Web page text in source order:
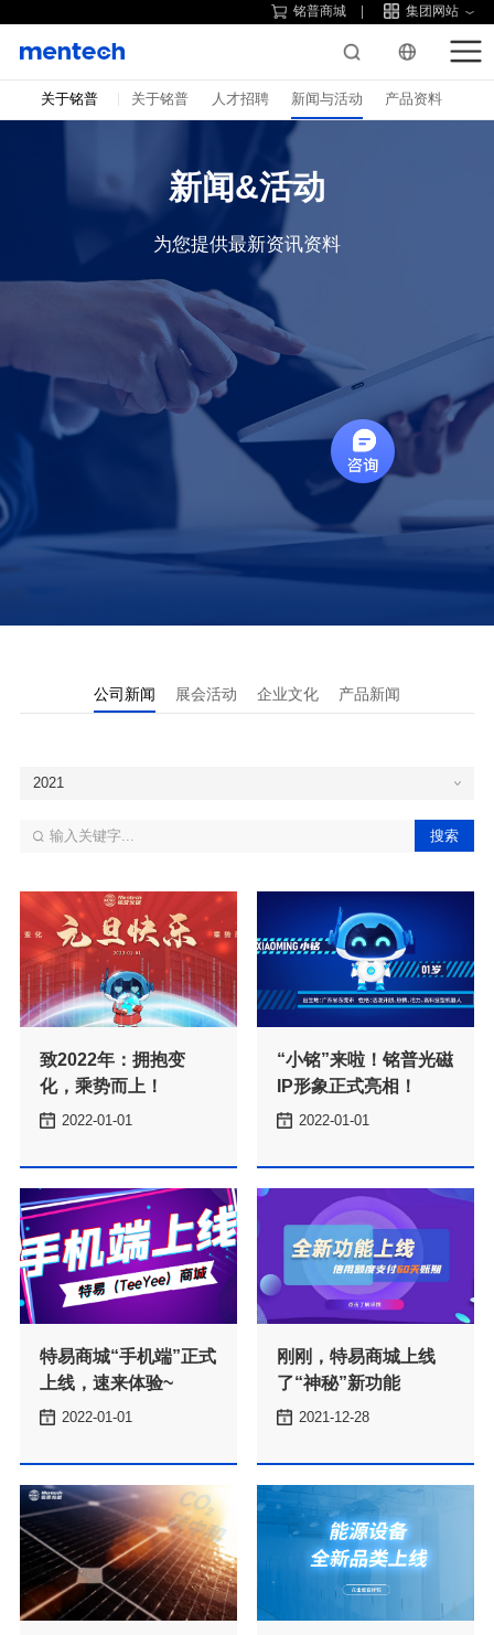
铭普商城 集团网站
关于铭普 关于铭普 人才招聘 新闻与活动 产品资料
新闻&活动
为您提供最新资讯资料
公司新闻 展会活动 企业文化 产品新闻
2021
化，乘势而上！
2022-01-01
化，乘势而上！
IP形象正式亮相！
2022-01-01
磁IP形象正式亮相！
上线，速来体验~
2022-01-01
了“神秘”新功能
2021-12-28